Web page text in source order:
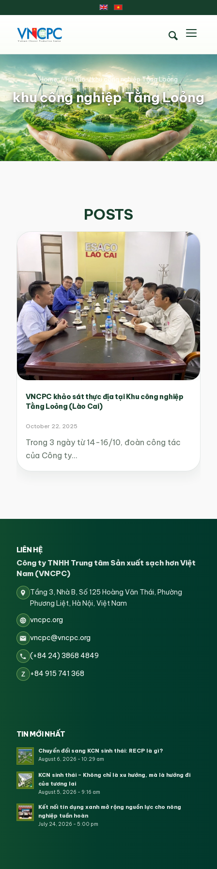
khu công nghiệp Tằng Loỏng
Home /Tin tức /khu công nghiệp Tằng Loỏng
POSTS
VNCPC khảo sát thực địa tại Khu công nghiệp
Tằng Loỏng (Lào Cai)
October 22, 2025
Trong 3 ngày từ 14-16/10, đoàn công tác
của Công ty…
LIÊN HỆ
Công ty TNHH Trung tâm Sản xuất sạch hơn Việt
Nam (VNCPC)
Tầng 3, Nhà B, Số 125 Hoàng Văn Thái, Phường
Phương Liệt, Hà Nội, Việt Nam
vncpc.org
vncpc@vncpc.org
(+84 24) 3868 4849
Z +84 915 741 368
TIN MỚI NHẤT
Chuyển đổi sang KCN sinh thái: RECP là gì?
August 6, 2026 - 10:29 am
KCN sinh thái – Không chỉ là xu hướng, mà là hướng đi
của tương lai
August 5, 2026 - 9:16 am
Kết nối tín dụng xanh mở rộng nguồn lực cho nông
nghiệp tuần hoàn
July 24, 2026 - 5:00 pm